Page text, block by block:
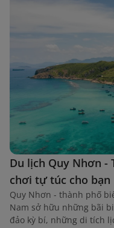
Du lịch Quy Nhơn -
chơi tự túc cho bạn
Quy Nhơn - thành phố
Nam sở hữu những bãi
đảo kỳ bí, những di tích